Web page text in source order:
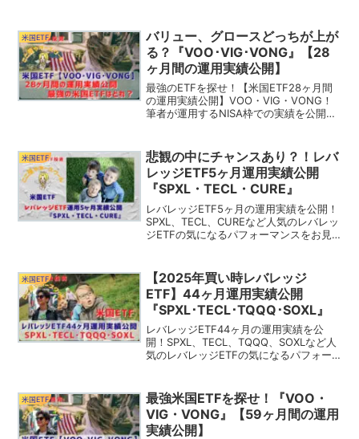
ETFが好み？
米国ETF
バリュー、グロースどっちが上が
る？『VOO･VIG･VONG』【28
ヶ月間の運用実績公開】
最強のETFを探せ！【米国ETF28ヶ月間
の運用実績公開】VOO・VIG・VONG！
筆者が運用するNISA枠での実績を公開し
ETFが好み？
米国ETF
悲観の中にチャンスあり？！レバ
レッジETF5ヶ月運用実績公開
『SPXL・TECL・CURE』
レバレッジETF5ヶ月の運用実績を公開！
SPXL、TECL、CUREなど人気のレバレッ
ジETFの気になるパフォーマンスをお見
紹介と比較を解説！
米国ETF
【2025年買い時レバレッジ
ETF】44ヶ月運用実績公開
『SPXL･TECL･TQQQ･SOXL』
レバレッジETF44ヶ月の運用実績を公
開！SPXL、TECL、TQQQ、SOXLなど人
気のレバレッジETFの気になるパフォー
レッジETFの紹介と比較を解説！
米国ETF
最強米国ETFを探せ！『VOO・
VIG・VONG』【59ヶ月間の運用
実績公開】